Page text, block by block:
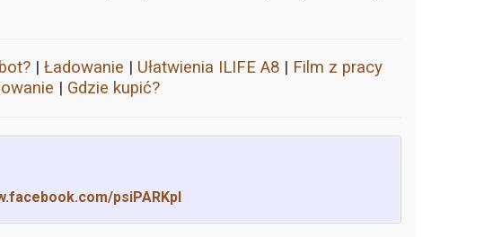
|Ładowanie | Ułatwienia ILIFE A8 | Film z pracy
| Gdzie kupić?
psiPARKpl